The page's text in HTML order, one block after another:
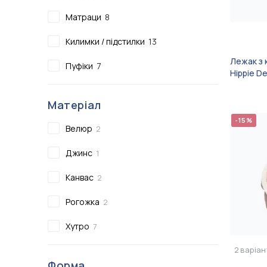
Сертифікати
Показати всі
Матраци 8
Килимки / підстилки 13
Пуфіки 7
Матеріал
Велюр 2
Джинс 1
Канвас 2
Рогожка 2
Хутро 7
Лежак з
Hippie
-15%
2